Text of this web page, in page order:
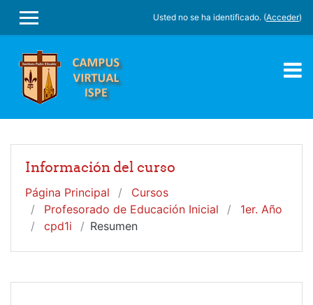
PANEL LATERAL
Usted no se ha identificado. (Acceder)
Información del curso
Página Principal
Cursos
Profesorado de Educación Inicial
1er. Año
cpd1i
Resumen